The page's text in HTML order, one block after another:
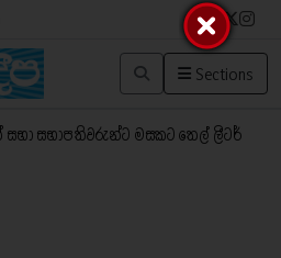
Sections
සභා සභාපතිවරුන්ට මසකට තෙල් ලීටර්